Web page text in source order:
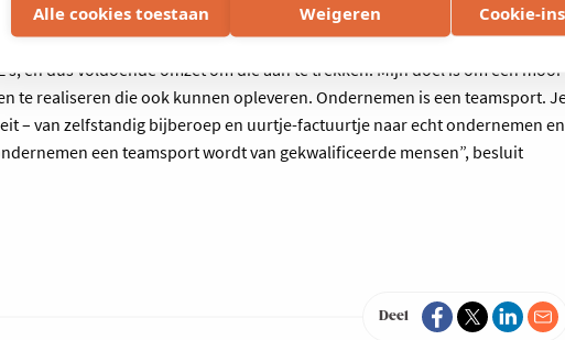
Alle cookies toestaan Weigeren Cookie-
zoeken nog iemand voor sales en engineering. We willen dit jaar vooral
volledig te ontzorgen, moet je expertise over verschillende facetten in
en dus voldoende omzet om die aan te trekken. Mijn doel is om een mooi
te realiseren die ook kunnen opleveren. Ondernemen is een teamsport.
– van zelfstandig bijberoep en uurtje-factuurtje naar echt ondernemen en
een teamsport wordt van gekwalificeerde mensen”, besluit
Deel